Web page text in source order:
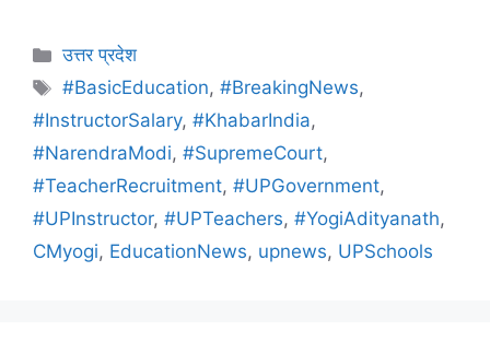
उत्तर प्रदेश
#BasicEducation,#BreakingNews,
#InstructorSalary, #KhabarIndia,
#NarendraModi, #SupremeCourt,
#TeacherRecruitment, #UPGovernment,
#UPInstructor, #UPTeachers, #YogiAdityanath,
CMyogi, EducationNews, upnews, UPSchools